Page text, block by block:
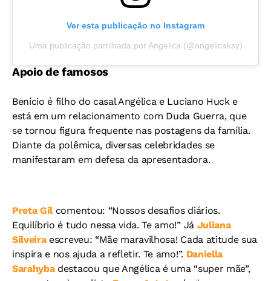
Ver esta publicação no Instagram
Uma publicação partilhada por Angelica (@angelicaksy)
Apoio de famosos
Benício é filho do casal Angélica e Luciano Huck e
está em um relacionamento com Duda Guerra, que
se tornou figura frequente nas postagens da família.
Diante da polêmica, diversas celebridades se
manifestaram em defesa da apresentadora.
Preta Gilcomentou: “Nossos desafios diários.
Equilíbrio é tudo nessa vida. Te amo!” Já Juliana
Silveiraescreveu: “Mãe maravilhosa! Cada atitude sua
inspira e nos ajuda a refletir. Te amo!”. Daniella
Sarahybadestacou que Angélica é uma “super mãe”,